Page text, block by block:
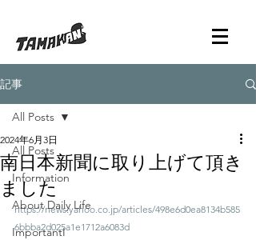
記事
All Posts
Information
About Daily Life
ImportantI
All Posts
南日本新聞に取り上げて頂き
ました
2024年6月3日
https://news.yahoo.co.jp/articles/498e6d0ea8134b585
6bbba2d025a1e1712a6083d